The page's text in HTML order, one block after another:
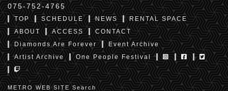
075-752-4765
TOP SCHEDULE NEWS
RENTAL SPACE
ABOUT
ACCESS
CONTACT
Diamonds Are Forever
Event Archive
Artist Archive
One People Festival
METRO WEB SITE Search